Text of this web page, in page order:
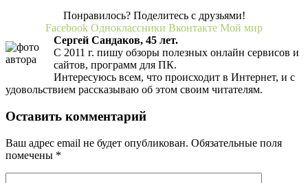
Понравилось? Поделитесь с друзьями!
Facebook Одноклассники Вконтакте Мой мир
Сергей Сандаков, 45 лет.
С 2011 г. пишу обзоры полезных онлайн сервисов и
сайтов, программ для ПК.
Интересуюсь всем, что происходит в Интернет, и с
удовольствием рассказываю об этом своим читателям.
Оставить комментарий
Ваш адрес email не будет опубликован. Обязательные поля
помечены *